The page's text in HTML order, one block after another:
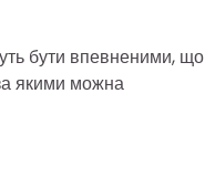
бути впевненими, що
якими можна